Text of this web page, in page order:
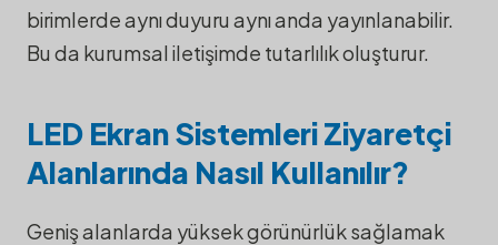
birimlerde aynı duyuru aynı anda yayınlanabilir.
Bu da kurumsal iletişimde tutarlılık oluşturur.
LED Ekran Sistemleri Ziyaretçi
Alanlarında Nasıl Kullanılır?
Geniş alanlarda yüksek görünürlük sağlamak